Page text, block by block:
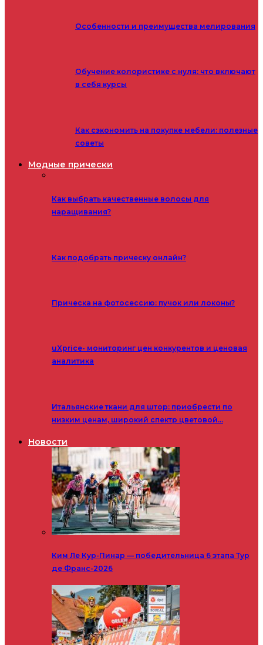
Особенности и преимущества мелирования
Обучение колористике с нуля: что включают
в себя курсы
Как сэкономить на покупке мебели: полезные
советы
Модные прически
Как выбрать качественные волосы для
наращивания?
Как подобрать прическу онлайн?
Прическа на фотосессию: пучок или локоны?
uXprice- мониторинг цен конкурентов и ценовая
аналитика
Итальянские ткани для штор: приобрести по
низким ценам, широкий спектр цветовой…
Новости
Ким Ле Кур-Пинар — победительница 6 этапа Тур
де Франс-2026